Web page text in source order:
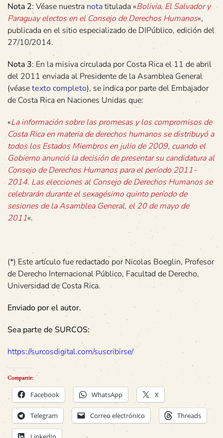
Nota 2: Véase nuestra notatitulada «Bolivia, El Salvador y
Paraguay electos en el Consejo de Derechos Humanos«,
publicada en el sitio especializado de DIPúblico, edición del
27/10/2014.
Nota 3: En la misiva circulada por Costa Rica el 11 de abril
del 2011 enviada al Presidente de la Asamblea General
(véasetexto completo), se indica por parte del Embajador
de Costa Rica en Naciones Unidas que:
«La información sobre las promesas y los compromisos de
Costa Rica en materia de derechos humanos se distribuyó a
todos los Estados Miembros en julio de 2009, cuando el
Gobierno anunció la decisión de presentar su candidatura al
Consejo de Derechos Humanos para el período 2011-
2014. Las elecciones al Consejo de Derechos Humanos se
celebrarán durante el sexagésimo quinto período de
sesiones de la Asamblea General, el 20 de mayo de
2011«.
(*) Este artículo fue redactado por Nicolas Boeglin, Profesor
de Derecho Internacional Público, Facultad de Derecho,
Universidad de Costa Rica.
Enviado por el autor.
Sea parte de SURCOS:
https://surcosdigital.com/suscribirse/
Compartir:
Facebook WhatsApp X
Telegram Correo electrónico Threads